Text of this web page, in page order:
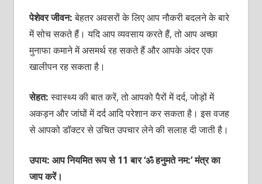
पेशेवर जीवन:बेहतर अवसरों के लिए आप नौकरी बदलने के बारे
में सोच सकते हैं। यदि आप व्‍यवसाय करते हैं, तो आप अच्‍छा
मुनाफा कमाने में असमर्थ रह सकते हैं और आपके अंदर एक
खालीपन रह सकता है।
सेहत:स्‍वास्‍थ्‍य की बात करें, तो आपको पैरों में दर्द, जोड़ों में
अकड़न और जांघों में दर्द आदि परेशान कर सकता है। इस वजह
से आपको डॉक्‍टर से उचित उपचार लेने की सलाह दी जाती है।
उपाय: आप नियमित रूप से 11 बार ‘ॐ हनुमते नम:’ मंत्र का
जाप करें।